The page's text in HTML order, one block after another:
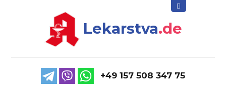
Lekarstva.de
+49 157 508 347 75